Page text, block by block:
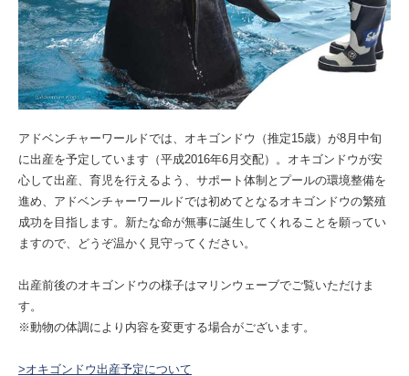
アドベンチャーワールドでは、オキゴンドウ（推定15歳）が8月中旬
に出産を予定しています（平成2016年6月交配）。オキゴンドウが安
心して出産、育児を行えるよう、サポート体制とプールの環境整備を
進め、アドベンチャーワールドでは初めてとなるオキゴンドウの繁殖
成功を目指します。新たな命が無事に誕生してくれることを願ってい
ますので、どうぞ温かく見守ってください。
出産前後のオキゴンドウの様子はマリンウェーブでご覧いただけま
す。
※動物の体調により内容を変更する場合がございます。
>オキゴンドウ出産予定について